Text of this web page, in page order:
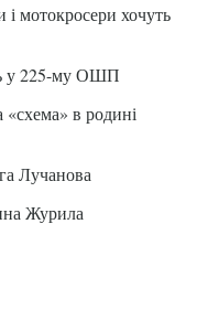
мотокросери хочуть
у 225-му ОШП
«схема» в родині
Лучанова
Журила